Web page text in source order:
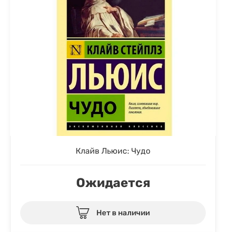
Клайв Льюис: Чудо
Ожидается
Нет в наличии